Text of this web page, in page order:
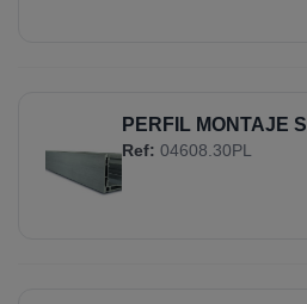
PERFIL MONTAJE
Ref: 04608.30PL